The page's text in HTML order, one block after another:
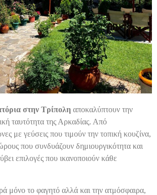
στην Τρίπολη αποκαλύπτουν την
ταυτότητα της Αρκαδίας. Από
με γεύσεις που τιμούν την τοπική κουζίνα,
που συνδυάζουν δημιουργικότητα και
επιλογές που ικανοποιούν κάθε
μόνο το φαγητό αλλά και την ατμόσφαιρα,